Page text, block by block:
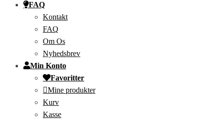
FAQ
Kontakt
FAQ
Om Os
Nyhedsbrev
Min Konto
Favoritter
Mine produkter
Kurv
Kasse